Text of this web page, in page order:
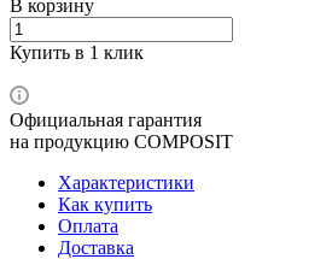
В корзину
Купить в 1 клик
Официальная гарантия
на продукцию COMPOSIT
Характеристики
Как купить
Оплата
Доставка